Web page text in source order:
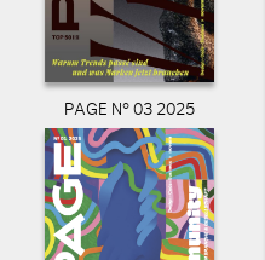
PAGE N° 03 2025